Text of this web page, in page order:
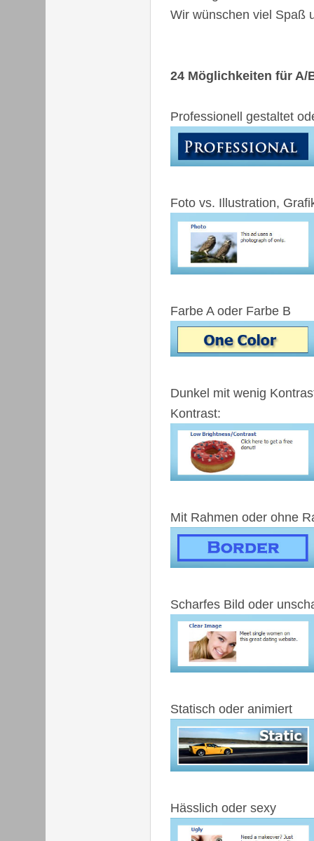
Wir wünschen viel Spaß
24 Möglichkeiten für A/
Professionell gestaltet
Foto vs. Illustration,
Farbe A oder Farbe B
Dunkel mit wenig
Kontrast:
Mit Rahmen oder ohne
Scharfes Bild oder
Statisch oder animiert
Hässlich oder sexy